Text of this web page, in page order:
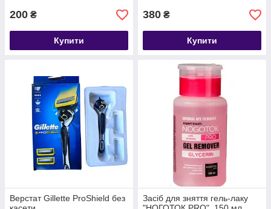
200 ₴
Купити
380 ₴
Купити
Верстат Gillette ProShield без
Засіб для зняття гель-лаку